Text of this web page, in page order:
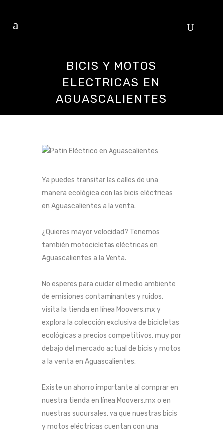
BICIS Y MOTOS
ELECTRICAS EN
AGUASCALIENTES
Ya puedes transitar las calles de una
manera ecológica con las bicis eléctricas
en Aguascalientes a la venta.
¿Quieres mayor velocidad? Tenemos
también motocicletas eléctricas en
Aguascalientes a la Venta.
No esperes para cuidar el medio ambiente
de emisiones contaminantes y ruidos,
visita la tienda en línea Moovers.mx y
explora la colección exclusiva de bicicletas
ecológicas a precios competitivos, muy por
debajo del mercado actual de bicis y motos
a la venta en Aguascalientes.
Existe un ahorro importante al comprar en
nuestra tienda en línea Moovers.mx o en
nuestras sucursales, ya que nuestras bicis
y motos eléctricas cuentan con una